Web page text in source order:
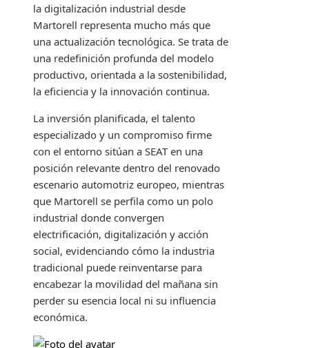
la digitalización industrial desde
Martorell representa mucho más que
una actualización tecnológica. Se trata de
una redefinición profunda del modelo
productivo, orientada a la sostenibilidad,
la eficiencia y la innovación continua.
La inversión planificada, el talento
especializado y un compromiso firme
con el entorno sitúan a SEAT en una
posición relevante dentro del renovado
escenario automotriz europeo, mientras
que Martorell se perfila como un polo
industrial donde convergen
electrificación, digitalización y acción
social, evidenciando cómo la industria
tradicional puede reinventarse para
encabezar la movilidad del mañana sin
perder su esencia local ni su influencia
económica.